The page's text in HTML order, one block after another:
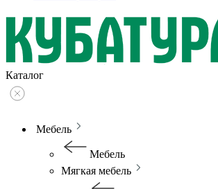
Каталог
Мебель
Мебель
Мягкая мебель